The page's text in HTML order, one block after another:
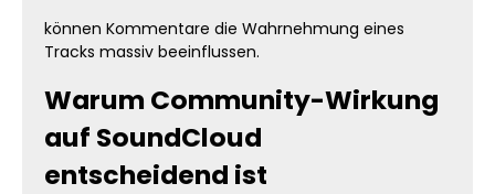
können Kommentare die Wahrnehmung eines
Tracks massiv beeinflussen.
Warum Community-Wirkung
auf SoundCloud
entscheidend ist